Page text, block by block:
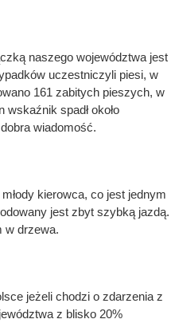
naszego województwa jest
uczestniczyli piesi, w
161 zabitych pieszych, w
spadł około
wiadomość.
kierowca, co jest jednym
jest zbyt szybką jazdą.
w drzewa.
jeżeli chodzi o zdarzenia z
z blisko 20%